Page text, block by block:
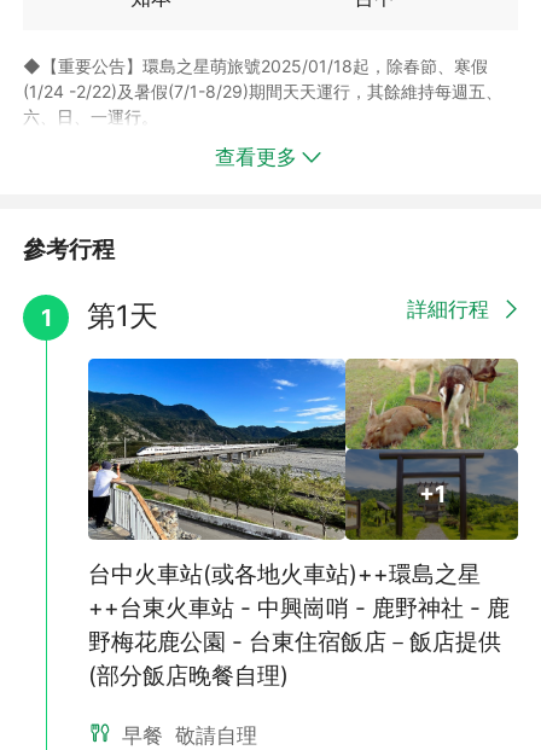
◆【重要公告】環島之星萌旅號2025/01/18起，除春節、寒假
(1/24 -2/22)及暑假(7/1-8/29)期間天天運行，其餘維持每週五、
六、日、一運行。
【環島之星停駛期間，將安排搭乘台鐵EMU3000(新自強號)】
※搭乘台鐵列車將無提供環島之星相關服務、餐點敬請自理；部分
※以上列車如遇指定班次客滿，將為旅客改訂提前或延後90分鐘內
的班次。
※上述時間僅供參考，實際仍需依車票上記載時間為主。
※車票之座位號碼皆為電腦系統自動產出，無法保證其連續性。
【環島之星觀光列車】安排搭乘環島之星觀光列車，美麗的彩繪外
觀、高級的商務車廂，每排3位的豪華寬敞座椅， 360度旋轉空
間、隱藏式餐桌、明亮觀景車窗、娛樂卡拉OK車廂，吃喝玩樂就
從上車的那一刻開始~用最輕鬆悠閒的方式坐火車暢遊美麗寶島！
看更多環島之星介紹
◆台中//台東來回『環島之星』觀光列車。
＊如需更改上下車地點請洽客服人員為您提供報價。
＊孩童不佔床：包含交通費用且佔車位，6歲以下孩童火車及高鐵
可改不佔車位，請聯絡客服退回價差。
查看更多
參考行程
1 第1天 詳細行程
+1
台中火車站(或各地火車站)++環島之星
++台東火車站 - 中興崗哨 - 鹿野神社 - 鹿
野梅花鹿公園 - 台東住宿飯店－飯店提供
(部分飯店晚餐自理)
早餐 敬請自理